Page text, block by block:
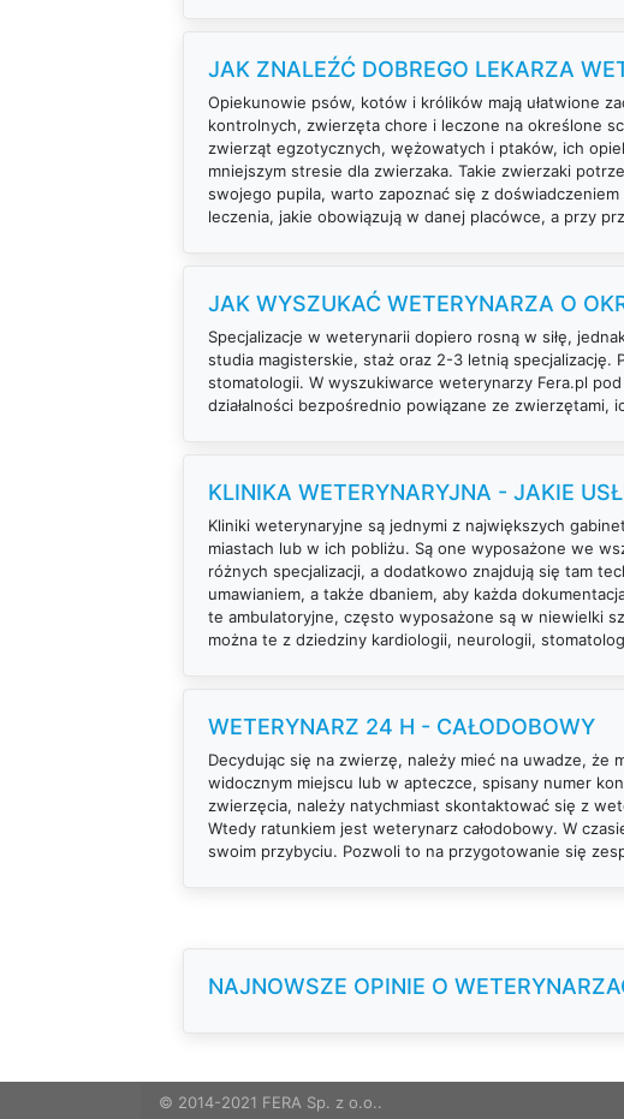
JAK ZNALEŹĆ DOBREGO LEKARZA
Opiekunowie psów, kotów i królików mają ułatwione
kontrolnych, zwierzęta chore i leczone na określone
zwierząt egzotycznych, wężowatych i ptaków, ich
mniejszym stresie dla zwierzaka. Takie zwierzaki
swojego pupila, warto zapoznać się z
leczenia, jakie obowiązują w danej placówce, a przy
JAK WYSZUKAĆ WETERYNARZA O
Specjalizacje w weterynarii dopiero rosną w siłę,
studia magisterskie, staż oraz 2-3 letnią specjalizację.
stomatologii. W wyszukiwarce weterynarzy Fera.pl
działalności bezpośrednio powiązane ze zwierzętami,
KLINIKA WETERYNARYJNA - JAKIE
Kliniki weterynaryjne są jednymi z największych
miastach lub w ich pobliżu. Są one wyposażone we
różnych specjalizacji, a dodatkowo znajdują się tam
umawianiem, a także dbaniem, aby każda
te ambulatoryjne, często wyposażone są w niewielki
można te z dziedziny kardiologii, neurologii,
WETERYNARZ 24 H - CAŁODOBOWY
Decydując się na zwierzę, należy mieć na uwadze,
widocznym miejscu lub w apteczce, spisany numer
zwierzęcia, należy natychmiast skontaktować się z
Wtedy ratunkiem jest weterynarz całodobowy. W
swoim przybyciu. Pozwoli to na przygotowanie się
NAJNOWSZE OPINIE O
© 2014-2021 FERA Sp. z o.o..